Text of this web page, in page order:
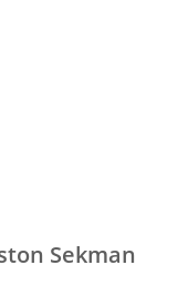
Sekman